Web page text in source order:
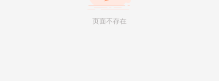
页面不存在